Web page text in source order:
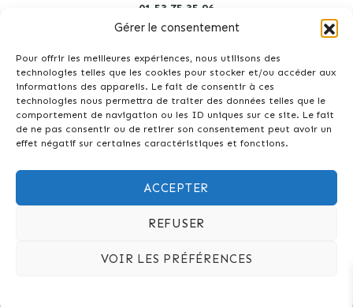
Gérer le consentement
Pour offrir les meilleures expériences, nous utilisons des
technologies telles que les cookies pour stocker et/ou accéder aux
informations des appareils. Le fait de consentir à ces
technologies nous permettra de traiter des données telles que le
comportement de navigation ou les ID uniques sur ce site. Le fait
de ne pas consentir ou de retirer son consentement peut avoir un
effet négatif sur certaines caractéristiques et fonctions.
ACCEPTER
REFUSER
VOIR LES PRÉFÉRENCES
01 53 75 35 96
Interdiction de vente de boissons alcooliques aux mineurs de moins
de 18 ans. La preuve de majorité de l'acheteur est exigée au moment
L. 3353-3
Création site Internet : Agence Tyméo